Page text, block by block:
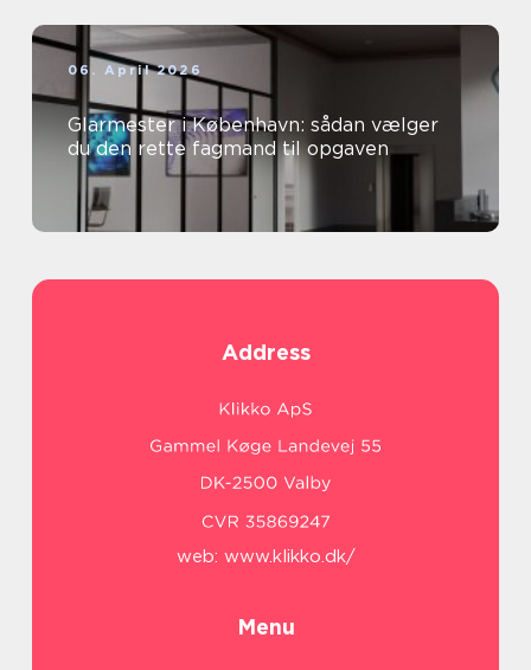
06. April 2026
Glarmester i København: sådan vælger
du den rette fagmand til opgaven
Address
web: www.klikko.dk/
Menu